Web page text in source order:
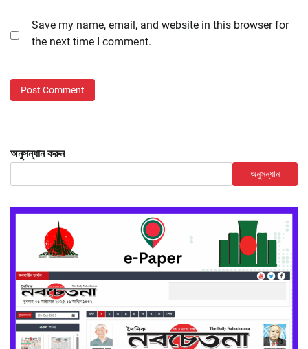
Save my name, email, and website in this browser for
the next time I comment.
অনুসন্ধান করুন
অনুসন্ধান